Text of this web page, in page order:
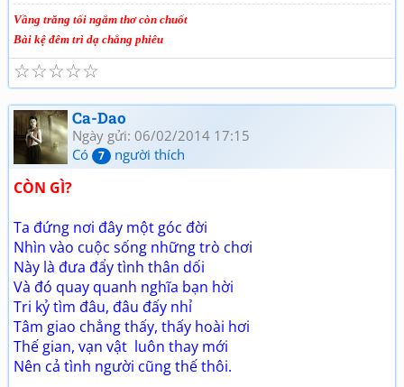
Vầng trăng tối ngắm thơ còn chuốt
Bài kệ đêm trì dạ chẳng phiêu
☆
☆
☆
☆
☆
Ca-Dao
Ngày gửi: 06/02/2014 17:15
Có
7 người thích
CÒN GÌ?
Ta đứng nơi đây một góc đời
Nhìn vào cuộc sống những trò chơi
Này là đưa đẩy tình thân dối
Và đó quay quanh nghĩa bạn hời
Tri kỷ tìm đâu, đâu đấy nhỉ
Tâm giao chẳng thấy, thấy hoài hơi
Thế gian, vạn vật luôn thay mới
Nên cả tình người cũng thế thôi.